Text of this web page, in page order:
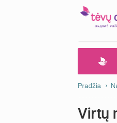
Pradžia
Virtų